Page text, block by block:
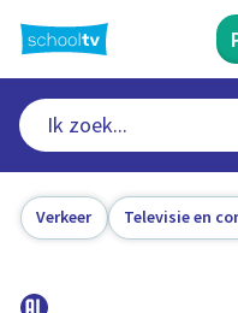
naar
hoofdinhoud
Verkeer Televisie en